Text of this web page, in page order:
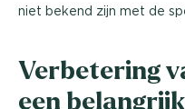
niet bekend zijn met de
Verbetering
een